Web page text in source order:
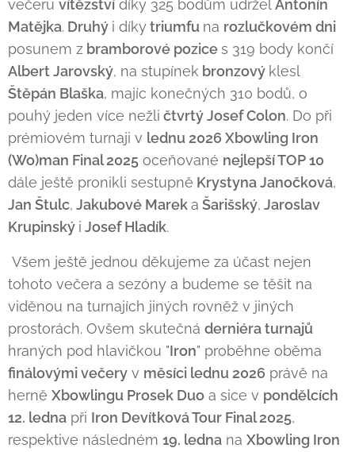
večeru vítězství díky 325 bodům udrželAntonín
Matějka. Druhý i díkytriumfu na rozlučkovém dni
posunem z bramborové pozices 319 body končí
Albert Jarovský, na stupínek bronzový klesl
Štěpán Blaška, majíc konečných 310 bodů, o
pouhý jeden více nežli čtvrtý Josef Colon. Do při
prémiovém turnaji v lednu 2026 Xbowling Iron
(Wo)man Final 2025 oceňované nejlepší TOP 10
dále ještě pronikli sestupně Krystyna Janočková,
Jan Štulc, Jakubové Mareka Šarišský, Jaroslav
Krupinský i Josef Hladík.
Všem ještě jednou děkujeme za účast nejen
tohoto večera a sezóny a budeme se těšit na
viděnou na turnajích jiných rovněž v jiných
prostorách. Ovšem skutečná derniéra turnajů
hraných pod hlavičkou "Iron" proběhne oběma
finálovými večery v měsíci lednu 2026 právě na
herně Xbowlingu Prosek Duo a sice v pondělcích
12. ledna při Iron Devítková Tour Final 2025,
respektive následném 19. ledna na Xbowling Iron